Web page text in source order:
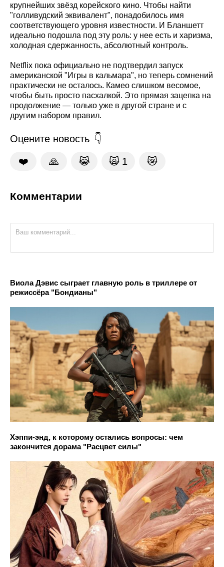
крупнейших звёзд корейского кино. Чтобы найти
"голливудский эквивалент", понадобилось имя
соответствующего уровня известности. И Бланшетт
идеально подошла под эту роль: у нее есть и харизма,
холодная сдержанность, абсолютный контроль.
Netflix пока официально не подтвердил запуск
американской "Игры в кальмара", но теперь сомнений
практически не осталось. Камео слишком весомое,
чтобы быть просто пасхалкой. Это прямая зацепка на
продолжение — только уже в другой стране и с
другим набором правил.
Оцените новость
❤️ 🙏 😹 🙀 1 😿
Комментарии
Виола Дэвис сыграет главную роль в триллере от
режиссёра "Бондианы"
Хэппи-энд, к которому остались вопросы: чем
закончится дорама "Расцвет силы"